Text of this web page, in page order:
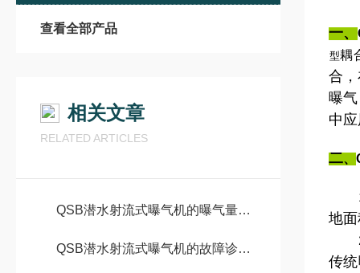
查看全部产品
相关文章
RELATED ARTICLES
QSB潜水射流式曝气机的曝气量与适用范围
QSB潜水射流式曝气机的故障诊断与排除
一、
型耦
合
曝
中
二、
1
地
2
传